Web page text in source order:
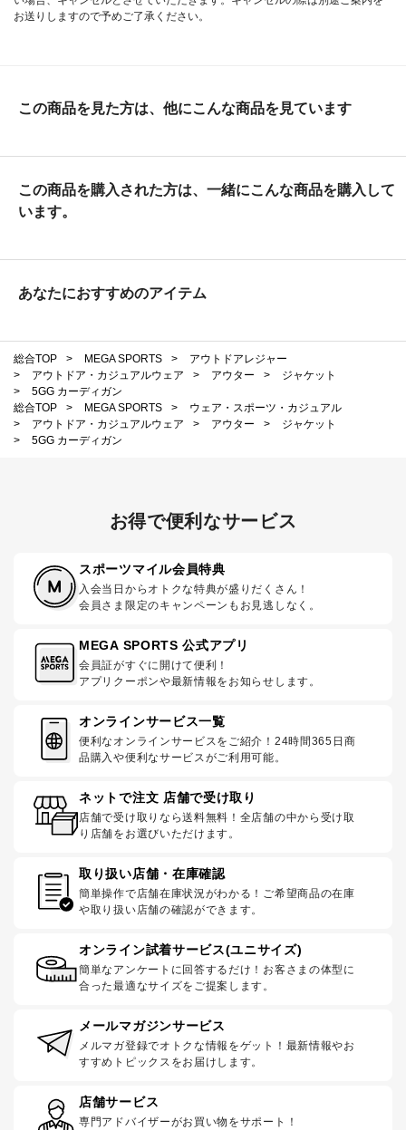
お送りしますので予めご了承ください。
この商品を見た方は、他にこんな商品を見ています
この商品を購入された方は、一緒にこんな商品を購入して
います。
あなたにおすすめのアイテム
総合TOP > MEGA SPORTS >
アウトドアレジャー
>
アウトドア・カジュアルウェア > アウター >
ジャケット
>
5GG カーディガン
総合TOP
> MEGA SPORTS >
ウェア・スポーツ・カジュアル
>
アウトドア・カジュアルウェア > アウター >
ジャケット
>
5GG カーディガン
お得で便利なサービス
スポーツマイル会員特典
入会当日からオトクな特典が盛りだくさん！
会員さま限定のキャンペーンもお見逃しなく。
MEGA SPORTS 公式アプリ
会員証がすぐに開けて便利！
アプリクーポンや最新情報をお知らせします。
オンラインサービス一覧
便利なオンラインサービスをご紹介！24時間365日商
品購入や便利なサービスがご利用可能。
ネットで注文 店舗で受け取り
店舗で受け取りなら送料無料！全店舗の中から受け取
り店舗をお選びいただけます。
取り扱い店舗・在庫確認
簡単操作で店舗在庫状況がわかる！ご希望商品の在庫
や取り扱い店舗の確認ができます。
オンライン試着サービス(ユニサイズ)
簡単なアンケートに回答するだけ！お客さまの体型に
合った最適なサイズをご提案します。
メールマガジンサービス
メルマガ登録でオトクな情報をゲット！最新情報やお
すすめトピックスをお届けします。
店舗サービス
専門アドバイザーがお買い物をサポート！